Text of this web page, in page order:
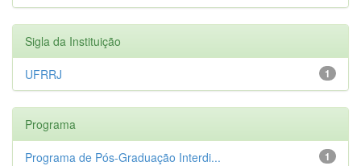
Sigla da Instituição
1
UFRRJ
Programa
1
Programa de Pós-Graduação Interdi...